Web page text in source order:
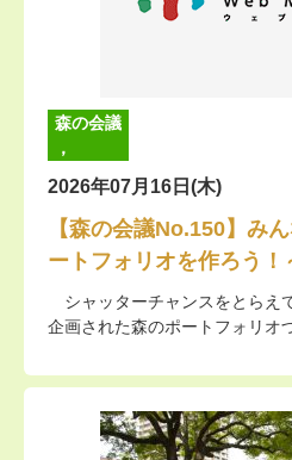
森の会議
，
2026年07月16日(木)
【森の会議No.150】み
ートフォリオを作ろう！
シャッターチャンスをとら
企画された森のポートフォリオ